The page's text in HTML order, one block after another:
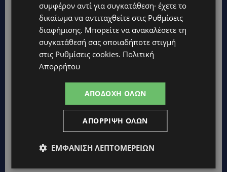
συμφέρον αντί για συγκατάθεση· έχετε το
δικαίωμα να αντιταχθείτε στις Ρυθμίσεις
διαφήμισης. Μπορείτε να ανακαλέσετε τη
συγκατάθεσή σας οποιαδήποτε στιγμή
στις Ρυθμίσεις cookies. Πολιτική
Απορρήτου
ΑΠΟΔΟΧΉ ΌΛΩΝ
ΑΠΌΡΡΙΨΗ ΌΛΩΝ
ΕΜΦΆΝΙΣΗ ΛΕΠΤΟΜΕΡΕΙΏΝ